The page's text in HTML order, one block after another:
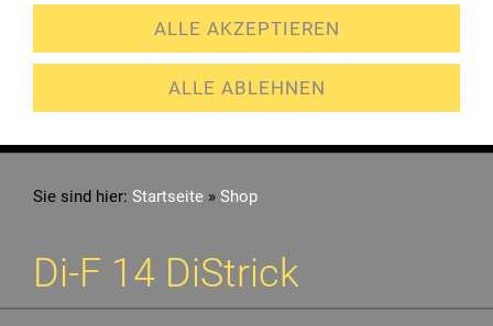
Sie sind hier: Startseite » Shop
Di-F 14 DiStrick
ALLE AKZEPTIEREN
ALLE ABLEHNEN